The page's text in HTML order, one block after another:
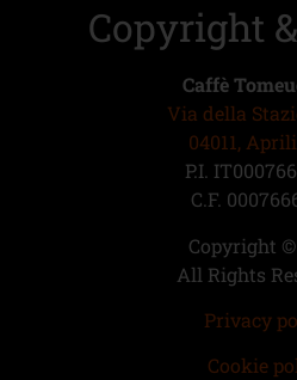
Copyright
Caffè
Via della
04011,
P.I.
C.F.
Copyright ©
All Rights
Privacy
Cookie